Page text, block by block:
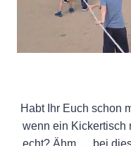
Habt Ihr Euch schon
wenn ein Kickertisch